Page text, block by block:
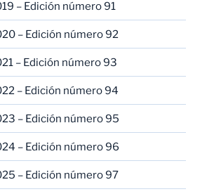
– Edición número 91
– Edición número 92
– Edición número 93
– Edición número 94
– Edición número 95
– Edición número 96
– Edición número 97